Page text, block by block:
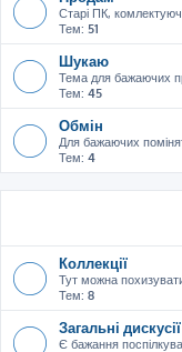
Старі ПК,
Тем: 51
Шукаю
Тема для бажаючих
Тем: 45
Обмін
Для бажаючих
Тем: 4
Коллекції
Тут можна
Тем: 8
Загальні дискусії
Є бажання